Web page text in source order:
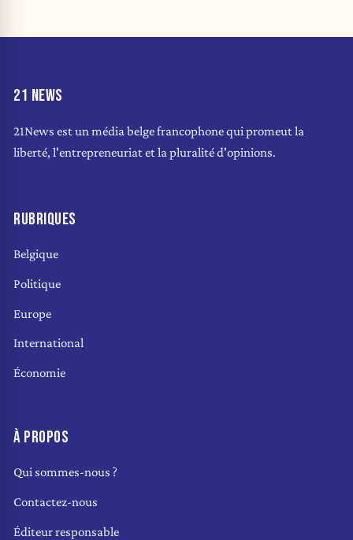
21 NEWS
21News est un média belge francophone qui promeut la
liberté, l'entrepreneuriat et la pluralité d'opinions.
RUBRIQUES
Belgique
Politique
Europe
International
Économie
À PROPOS
Qui sommes-nous ?
Contactez-nous
Éditeur responsable